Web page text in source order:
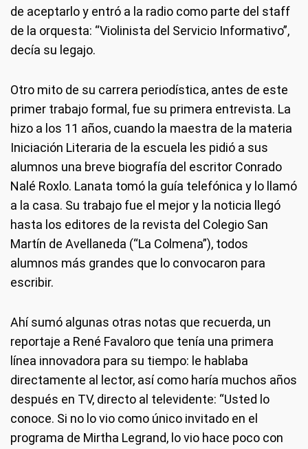
de aceptarlo y entró a la radio como parte del staff
de la orquesta: “Violinista del Servicio Informativo”,
decía su legajo.
Otro mito de su carrera periodística, antes de este
primer trabajo formal, fue su primera entrevista. La
hizo a los 11 años, cuando la maestra de la materia
Iniciación Literaria de la escuela les pidió a sus
alumnos una breve biografía del escritor Conrado
Nalé Roxlo. Lanata tomó la guía telefónica y lo llamó
a la casa. Su trabajo fue el mejor y la noticia llegó
hasta los editores de la revista del Colegio San
Martín de Avellaneda (“La Colmena”), todos
alumnos más grandes que lo convocaron para
escribir.
Ahí sumó algunas otras notas que recuerda, un
reportaje a René Favaloro que tenía una primera
línea innovadora para su tiempo: le hablaba
directamente al lector, así como haría muchos años
después en TV, directo al televidente: “Usted lo
conoce. Si no lo vio como único invitado en el
programa de Mirtha Legrand, lo vio hace poco con